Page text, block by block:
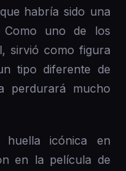
habría sido una
Como uno de los
sirvió como figura
tipo diferente de
perdurará mucho
huella icónica en
en la película de